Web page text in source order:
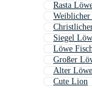
Rasta
Siegel
Löwe
Großer
Alter Löwe
Cute Lion